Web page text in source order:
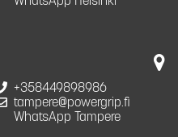
+358449898986
tampere@powergrip.fi
WhatsApp Tampere